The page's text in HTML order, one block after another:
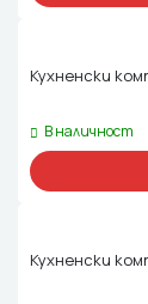
Кухненски
В наличност
Кухненски